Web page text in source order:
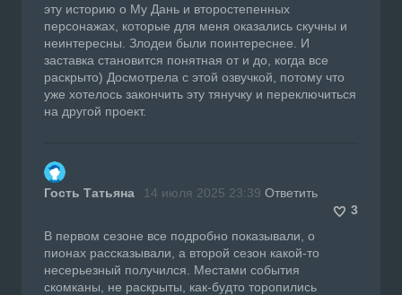
эту историю о Му Дань и второстепенных
персонажах, которые для меня оказались скучны и
неинтересны. Злодеи были поинтереснее. И
заставка становится понятная от и до, когда все
раскрыто) Досмотрела с этой озвучкой, потому что
уже хотелось закончить эту тянучку и переключиться
на другой проект.
Гость Татьяна 14 июля 2025 23:39 Ответить
3
В первом сезоне все подробно показывали, о
пионах рассказывали, а второй сезон какой-то
несерьезный получился. Местами события
скомканы, не раскрыты, как-будто торопились